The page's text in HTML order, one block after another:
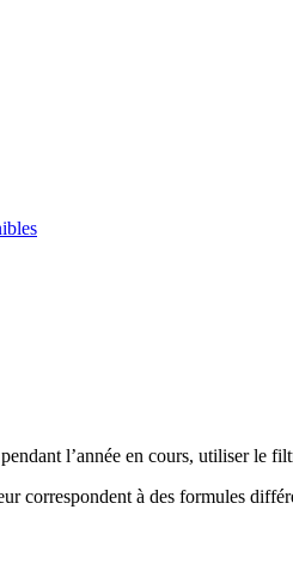
l’année en cours, utiliser le
correspondent à des formules